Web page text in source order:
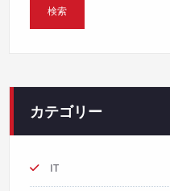
カテゴリー
IT